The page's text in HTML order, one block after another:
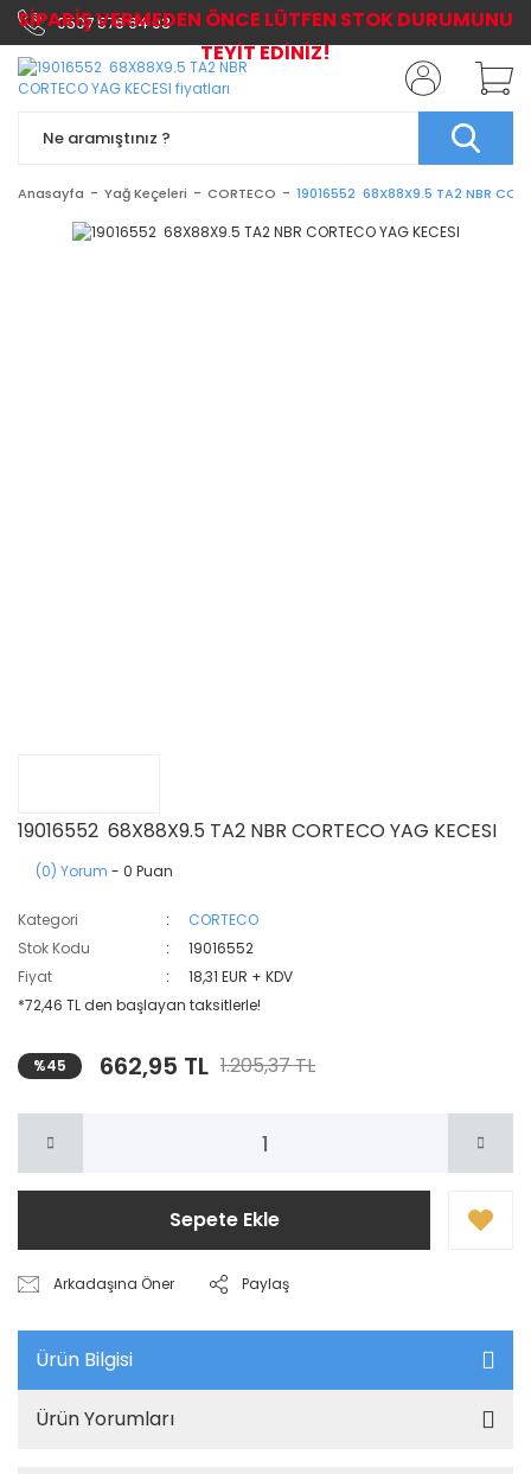
0507 576 64 03
Anasayfa Yağ Keçeleri CORTECO 19016552 68X88X9.5 TA2 NBR
19016552 68X88X9.5 TA2 NBR CORTECO YAG KECESI
(0) Yorum - 0 Puan
Kategori
CORTECO
Stok Kodu
19016552
Fiyat
18,31 EUR + KDV
*72,46 TL den başlayan taksitlerle!
%45 662,95 TL 1.205,37 TL
Sepete Ekle
Arkadaşına Öner Paylaş
Ürün Bilgisi
Ürün Yorumları
SİPARİŞ VERMEDEN ÖNCE LÜTFEN STOK DURUMUNU
TEYİT EDİNİZ!